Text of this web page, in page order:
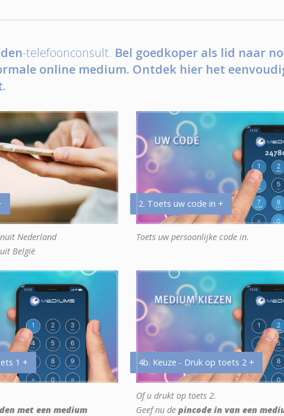
-telefoonconsult. Bel goedkoper als lid naar
online medium. Ontdek hier het
Nederland
België
2. Toets uw code in +
Toets uw persoonlijke code in.
1 +
met een medium
4b. Keuze - Druk op toets 2 +
Of u drukt op toets 2.
Geef nu de pincode in van een